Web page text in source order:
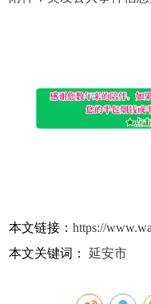
本文链接：https://
本文关键词：延安市